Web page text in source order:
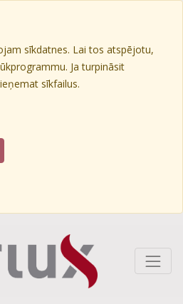
sīkdatnes. Lai tos atspējotu,
Ja turpināsit
sīkfailus.